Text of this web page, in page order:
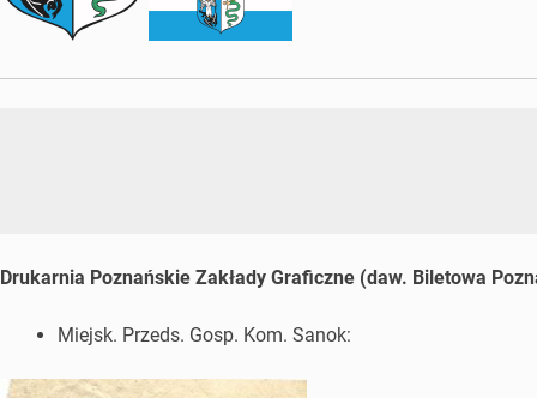
Drukarnia Poznańskie Zakłady Graficzne (daw. Biletowa
Miejsk. Przeds. Gosp. Kom. Sanok: